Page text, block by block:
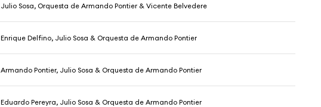
Julio Sosa, Orquesta de Armando Pontier & Vicente Belvedere
Enrique Delfino, Julio Sosa & Orquesta de Armando Pontier
Armando Pontier, Julio Sosa & Orquesta de Armando Pontier
Eduardo Pereyra, Julio Sosa & Orquesta de Armando Pontier